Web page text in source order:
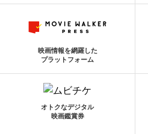
映画情報を網羅した
プラットフォーム
オトクなデジタル
映画鑑賞券